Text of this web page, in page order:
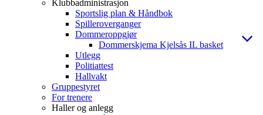
Klubbadministrasjon
Sportslig plan & Håndbok
Spilleroverganger
Dommeroppgjør
Dommerskjema Kjelsås IL basket
Utlegg
Politiattest
Hallvakt
Gruppestyret
For trenere
Haller og anlegg